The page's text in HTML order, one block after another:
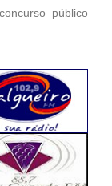
público